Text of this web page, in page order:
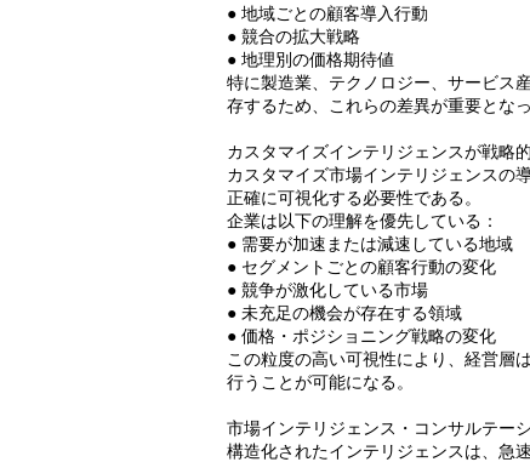
● 地域ごとの顧客導入行動
● 競合の拡大戦略
● 地理別の価格期待値
特に製造業、テクノロジー、サービス
存するため、これらの差異が重要となっ
カスタマイズインテリジェンスが戦略
カスタマイズ市場インテリジェンスの
正確に可視化する必要性である。
企業は以下の理解を優先している：
● 需要が加速または減速している地域
● セグメントごとの顧客行動の変化
● 競争が激化している市場
● 未充足の機会が存在する領域
● 価格・ポジショニング戦略の変化
この粒度の高い可視性により、経営層
行うことが可能になる。
市場インテリジェンス・コンサルテー
構造化されたインテリジェンスは、急